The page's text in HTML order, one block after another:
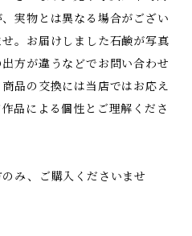
実物とは異なる場合がござい
。お届けしました石鹸が写真
方が違うなどでお問い合わせ
品の交換には当店ではお応え
品による個性とご理解くださ
み、ご購入くださいませ